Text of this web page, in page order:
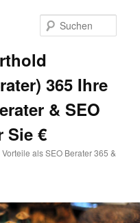
365 Ihre
& SEO
Sie €
als SEO Berater 365 &